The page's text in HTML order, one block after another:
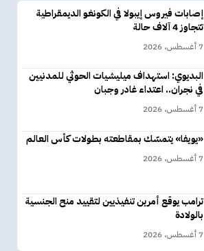
إصابات فيروس إيبولا في الكونغو الديمقراطية
تتجاوز 4 آلاف حالة
7 أغسطس، 2026
البديوي: استهداف ميليشيات الحوثي للمدنيين
في نجران.. اعتداء غادر وجبان
7 أغسطس، 2026
«يويفا» يتمسّك بمقاطعته بطولات كأس العالم
7 أغسطس، 2026
ترامب يوقع أمرين تنفيذيين لتقييد منح الجنسية
بالولادة
7 أغسطس، 2026